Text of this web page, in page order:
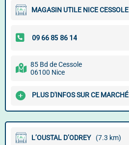
MAGASIN UTILE NICE CESSOLE
85 Bd de Cessole
06100 Nice
PLUS D'INFOS SUR CE MARCHÉ
L’OUSTAL D’ODREY (7.3 km)